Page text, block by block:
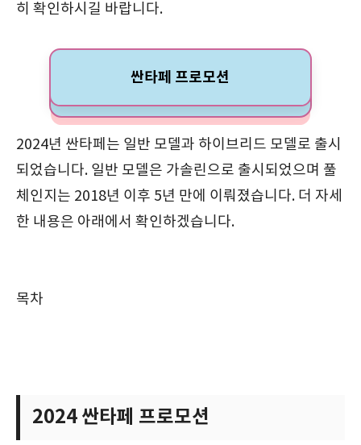
히 확인하시길 바랍니다.
싼타페 프로모션
2024년 싼타페는 일반 모델과 하이브리드 모델로 출시
되었습니다. 일반 모델은 가솔린으로 출시되었으며 풀
체인지는 2018년 이후 5년 만에 이뤄졌습니다. 더 자세
한 내용은 아래에서 확인하겠습니다.
목차
2024 싼타페 프로모션